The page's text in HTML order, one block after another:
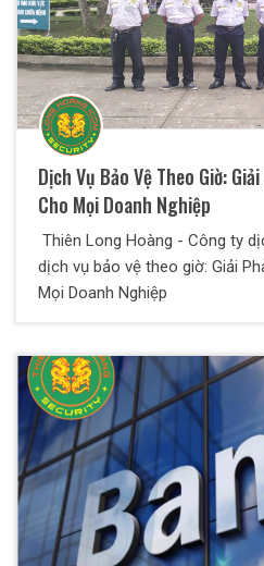
Dịch Vụ Bảo Vệ Theo Giờ:
Cho Mọi Doanh Nghiệp
Thiên Long Hoàng - Công ty
dịch vụ bảo vệ theo giờ: Giải
Mọi Doanh Nghiệp